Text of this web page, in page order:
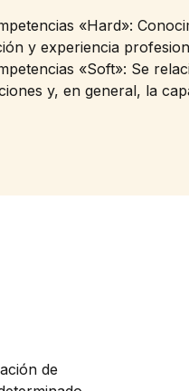
«Hard»:
y experiencia
«Soft»: Se
y, en general, la
de